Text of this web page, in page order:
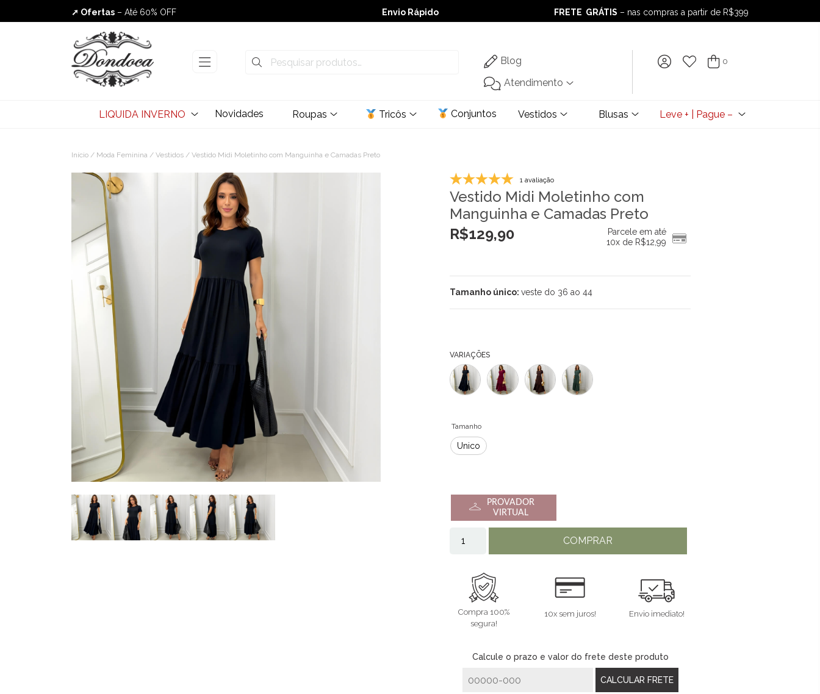
➚ Ofertas – Até 60% OFF
Envio Rápido
Envio Rápido
➚ Ofertas– Até 60% OFF
FRETE GRÁTIS – nas compras a partir de R$399
FRETE GRÁTIS– nas compras a partir de R$399
Blog
Atendimento
0
LIQUIDA INVERNO Novidades Roupas Tricôs Conjuntos Vestidos Blusas Leve + | Pague –
Início / Moda Feminina / Vestidos / Vestido Midi Moletinho com Manguinha e Camadas Preto
1 avaliação
Vestido Midi Moletinho com
Manguinha e Camadas Preto
R$129,90
Parcele em até
10x de R$12,99
Tamanho único: veste do 36 ao 44
VARIAÇÕES
Tamanho
Único
PROVADOR
VIRTUAL
COMPRAR
Compra 100%
segura!
10x sem juros! Envio imediato!
Calcule o prazo e valor do frete deste produto